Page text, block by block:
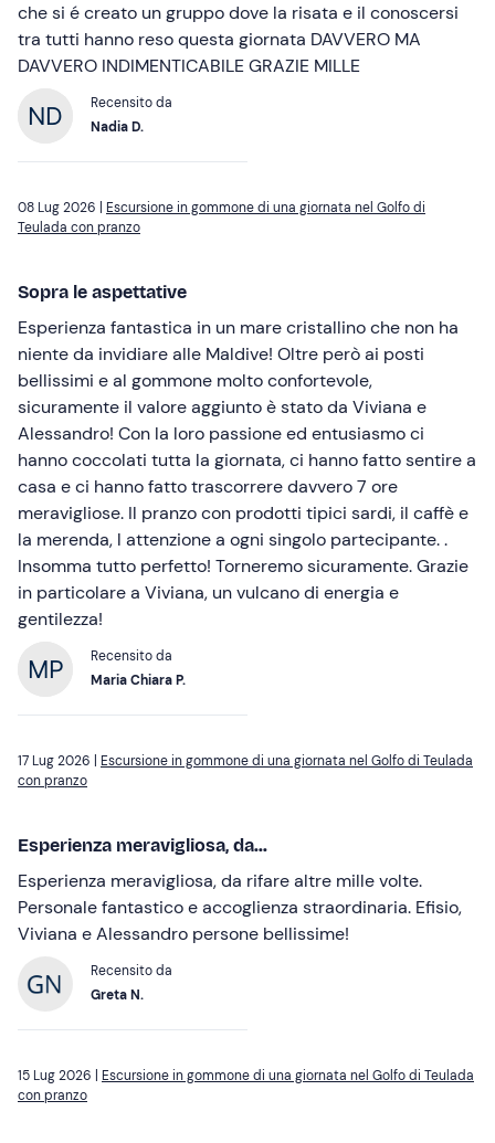
che si é creato un gruppo dove la risata e il conoscersi
tra tutti hanno reso questa giornata DAVVERO MA
DAVVERO INDIMENTICABILE GRAZIE MILLE
Recensito da
Nadia D.
08 Lug 2026 | Escursione in gommone di una giornata nel Golfo di
Teulada con pranzo
Sopra le aspettative
Esperienza fantastica in un mare cristallino che non ha
niente da invidiare alle Maldive! Oltre però ai posti
bellissimi e al gommone molto confortevole,
sicuramente il valore aggiunto è stato da Viviana e
Alessandro! Con la loro passione ed entusiasmo ci
hanno coccolati tutta la giornata, ci hanno fatto sentire a
casa e ci hanno fatto trascorrere davvero 7 ore
meravigliose. Il pranzo con prodotti tipici sardi, il caffè e
la merenda, l attenzione a ogni singolo partecipante. .
Insomma tutto perfetto! Torneremo sicuramente. Grazie
in particolare a Viviana, un vulcano di energia e
gentilezza!
Recensito da
Maria Chiara P.
17 Lug 2026 | Escursione in gommone di una giornata nel Golfo di Teulada
con pranzo
Esperienza meravigliosa, da...
Esperienza meravigliosa, da rifare altre mille volte.
Personale fantastico e accoglienza straordinaria. Efisio,
Viviana e Alessandro persone bellissime!
Recensito da
Greta N.
15 Lug 2026 | Escursione in gommone di una giornata nel Golfo di Teulada
con pranzo